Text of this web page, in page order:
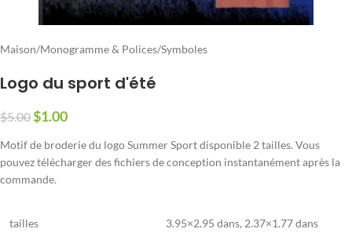
Maison/Monogramme & Polices/Symboles
Logo du sport d'été
$5.00$1.00
Motif de broderie du logo Summer Sport disponible 2 tailles. Vous
pouvez télécharger des fichiers de conception instantanément après la
commande.
tailles 3.95×2.95 dans, 2.37×1.77 dans